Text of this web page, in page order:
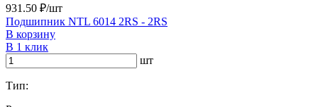
931.50 ₽/шт
Подшипник NTL 6014 2RS - 2RS
В корзину
В 1 клик
шт
Тип: